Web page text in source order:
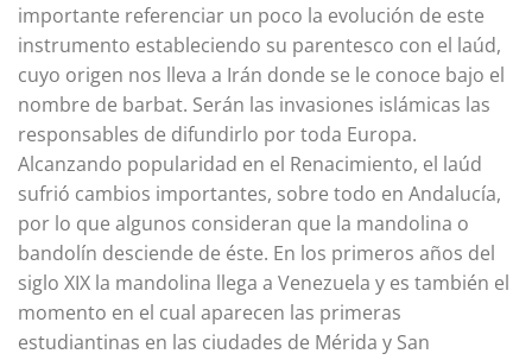
importante referenciar un poco la evolución de este
instrumento estableciendo su parentesco con el laúd,
cuyo origen nos lleva a Irán donde se le conoce bajo el
nombre de barbat. Serán las invasiones islámicas las
responsables de difundirlo por toda Europa.
Alcanzando popularidad en el Renacimiento, el laúd
sufrió cambios importantes, sobre todo en Andalucía,
por lo que algunos consideran que la mandolina o
bandolín desciende de éste. En los primeros años del
siglo XIX la mandolina llega a Venezuela y es también el
momento en el cual aparecen las primeras
estudiantinas en las ciudades de Mérida y San